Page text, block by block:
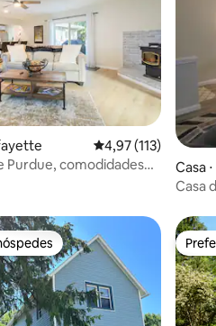
de 5, 11 avaliações
4,97 de uma
4,97 (113)
Purdue, comodidades
Casa
Casa